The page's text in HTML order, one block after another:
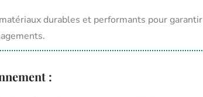
durables et performants pour garantir
: